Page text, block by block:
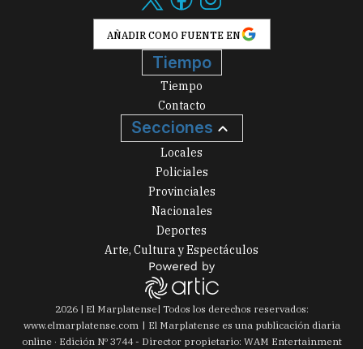
AÑADIR COMO FUENTE EN
Tiempo
Tiempo
Contacto
Secciones
Locales
Policiales
Provinciales
Nacionales
Deportes
Arte, Cultura y Espectáculos
2026| El Marplatense| Todos los derechos reservados:
www.elmarplatense.com
El Marplatense es una publicación diaria
online · Edición Nº 3744- Director propietario: WAM Entertainment